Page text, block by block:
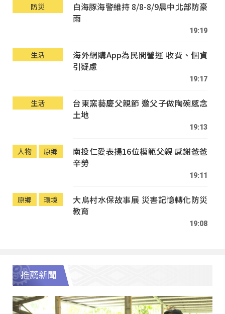
防災
白海豚海警維持 8/8-8/9晨中北部防豪
雨
19:19
生活
海外網購App為民間營運 收費、個資
引疑慮
19:17
生活
台東窯藝慶父親節 邀父子做陶碗感念
土地
19:13
人物 原鄉
南投仁愛表揚16位模範父親 感謝爸爸
辛勞
19:11
原鄉 環境
大鳥村水保故事展 災害記憶轉化防災
教育
19:08
推薦新聞